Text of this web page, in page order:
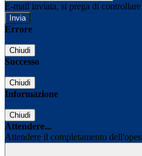
E-mail inviata, si prega di
Errore
Chiudi
Successo
Chiudi
Informazione
Chiudi
Attendere...
Attendere il completamento